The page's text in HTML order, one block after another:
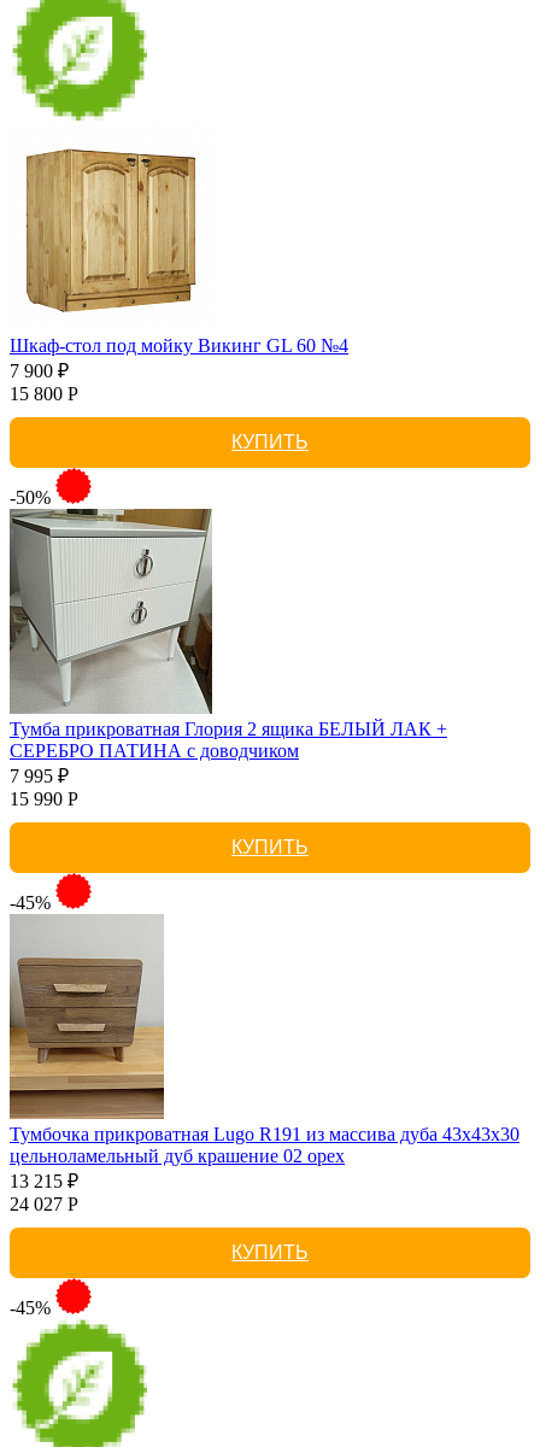
Шкаф-стол под мойку Викинг GL 60 №4
7 900 ₽
15 800 Р
КУПИТЬ
-50%
Тумба прикроватная Глория 2 ящика БЕЛЫЙ ЛАК +
СЕРЕБРО ПАТИНА с доводчиком
7 995 ₽
15 990 Р
КУПИТЬ
-45%
Тумбочка прикроватная Lugo R191 из массива дуба 43х43х30
цельноламельный дуб крашение 02 орех
13 215 ₽
24 027 Р
КУПИТЬ
-45%